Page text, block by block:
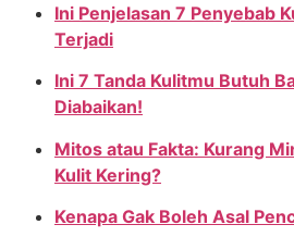
Ini Penjelasan 7 Penyebab
Terjadi
Ini 7 Tanda Kulitmu Butuh
Diabaikan!
Mitos atau Fakta: Kurang
Kulit Kering?
Kenapa Gak Boleh Asal